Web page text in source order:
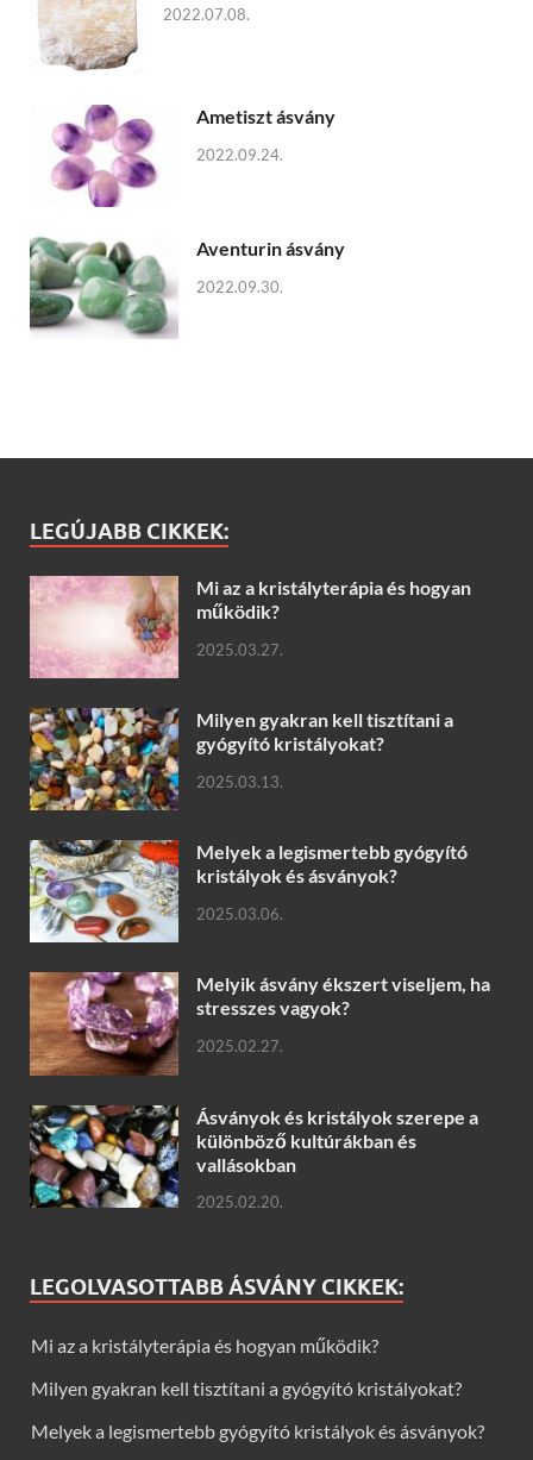
2022.07.08.
Ametiszt ásvány
2022.09.24.
Aventurin ásvány
2022.09.30.
LEGÚJABB CIKKEK:
Mi az a kristályterápia és hogyan
működik?
2025.03.27.
Milyen gyakran kell tisztítani a
gyógyító kristályokat?
2025.03.13.
Melyek a legismertebb gyógyító
kristályok és ásványok?
2025.03.06.
Melyik ásvány ékszert viseljem, ha
stresszes vagyok?
2025.02.27.
Ásványok és kristályok szerepe a
különböző kultúrákban és
vallásokban
2025.02.20.
LEGOLVASOTTABB ÁSVÁNY CIKKEK:
Mi az a kristályterápia és hogyan működik?
Milyen gyakran kell tisztítani a gyógyító kristályokat?
Melyek a legismertebb gyógyító kristályok és ásványok?